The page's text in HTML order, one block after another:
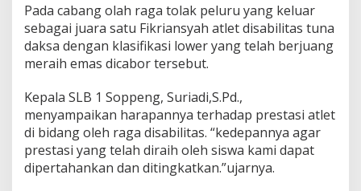
Pada cabang olah raga tolak peluru yang keluar
sebagai juara satu Fikriansyah atlet disabilitas tuna
daksa dengan klasifikasi lower yang telah berjuang
meraih emas dicabor tersebut.
Kepala SLB 1 Soppeng, Suriadi,S.Pd.,
menyampaikan harapannya terhadap prestasi atlet
di bidang oleh raga disabilitas. “kedepannya agar
prestasi yang telah diraih oleh siswa kami dapat
dipertahankan dan ditingkatkan.”ujarnya.